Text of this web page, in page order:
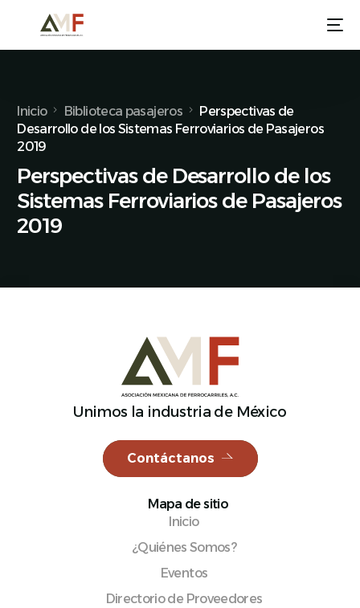
Inicio Biblioteca pasajeros
Perspectivas de
Desarrollo de los Sistemas Ferroviarios de Pasajeros
2019
Perspectivas de Desarrollo de los
Sistemas Ferroviarios de Pasajeros
2019
Unimos la industria de México
Contáctanos
Mapa de sitio
Inicio
¿Quiénes Somos?
Eventos
Directorio de Proveedores